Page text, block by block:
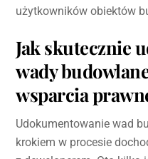
użytkowników obiektów
Jak skutecznie
wady
wsparcia
Udokumentowanie wad
krokiem w procesie